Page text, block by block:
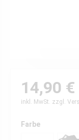
14,90
inkl. MwSt. zzgl.
Farbe